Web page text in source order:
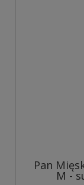
Pan
M -